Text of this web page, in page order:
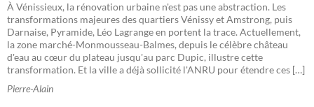
À Vénissieux, la rénovation urbaine n'est pas une abstraction. Les
transformations majeures des quartiers Vénissy et Amstrong, puis
Darnaise, Pyramide, Léo Lagrange en portent la trace. Actuellement,
la zone marché-Monmousseau-Balmes, depuis le célèbre château
d'eau au cœur du plateau jusqu'au parc Dupic, illustre cette
transformation. Et la ville a déjà sollicité l'ANRU pour étendre ces […]
Pierre-Alain